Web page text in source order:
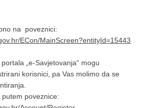
na poveznici:
ECon/MainScreen?entityId=15443
„e-Savjetovanja“ mogu
korisnici, pa Vas molimo da se
poveznice: